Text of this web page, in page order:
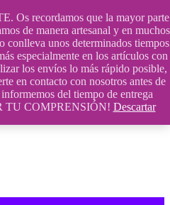
Os recordamos que la mayor parte
de manera artesanal y en muchos
conlleva unos determinados tiempos
especialmente en los artículos con
los envíos lo más rápido posible,
en contacto con nosotros antes de
del tiempo de entrega
TU COMPRENSIÓN! Descartar